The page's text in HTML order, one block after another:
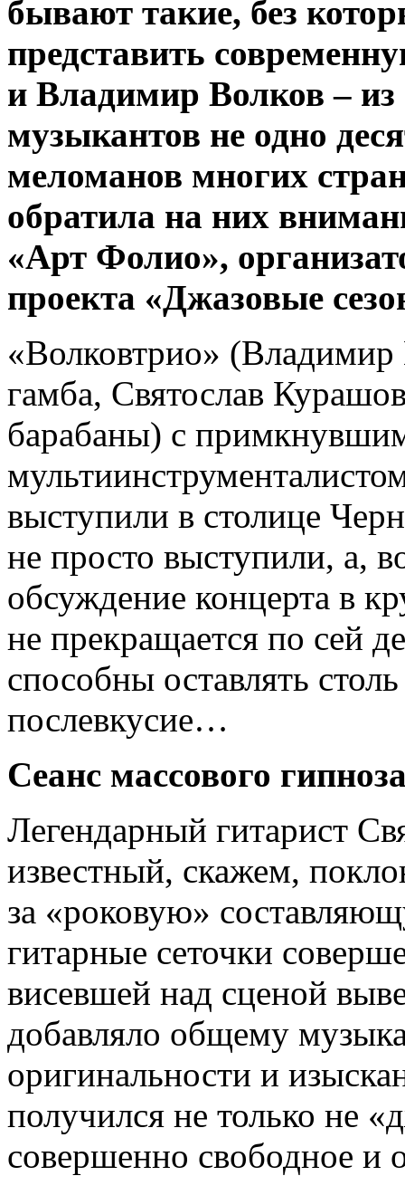
бывают такие, без
представить
и Владимир Волков –
музыкантов не одно
меломанов многих
обратила на них
«Арт Фолио»,
проекта «Джазовые
«Волковтрио» (Владимир
гамба, Святослав
барабаны) с
выступили в столице
не просто выступили, а,
обсуждение концерта в
не прекращается по сей
способны оставлять
послевкусие…
Сеанс массового
Легендарный гитарист
известный, скажем,
за «роковую»
гитарные сеточки
висевшей над сценой
добавляло общему
оригинальности и
получился не только не
совершенно свободное и